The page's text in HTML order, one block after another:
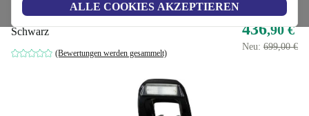
ALLE COOKIES AKZEPTIEREN
Canon EOS 77D
Schwarz
(Bewertungen werden gesammelt)
436,90 €
Neu: 699,00 €